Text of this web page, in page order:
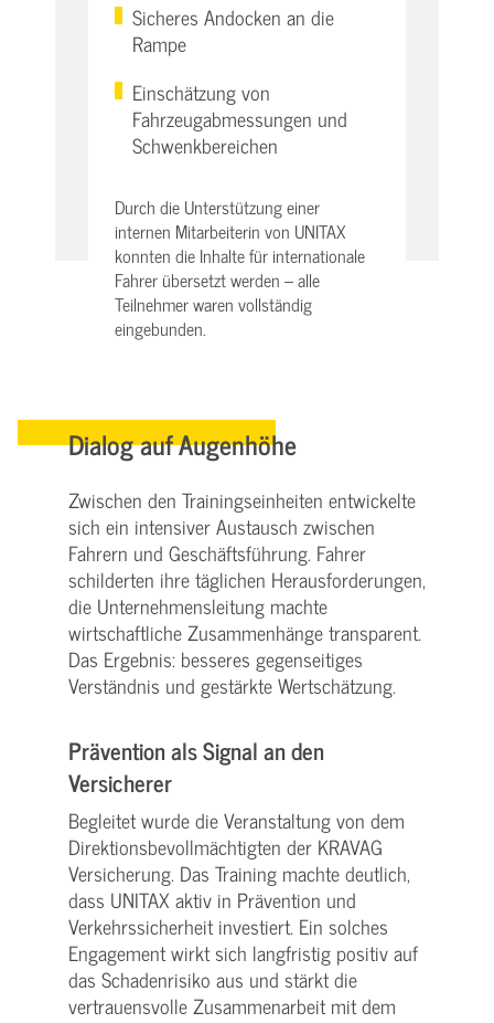
Sicheres Andocken an die
Rampe
Einschätzung von
Fahrzeugabmessungen und
Schwenkbereichen
Durch die Unterstützung einer
internen Mitarbeiterin von UNITAX
konnten die Inhalte für internationale
Fahrer übersetzt werden – alle
Teilnehmer waren vollständig
eingebunden.
Dialog auf Augenhöhe
Zwischen den Trainingseinheiten entwickelte
sich ein intensiver Austausch zwischen
Fahrern und Geschäftsführung. Fahrer
schilderten ihre täglichen Herausforderungen,
die Unternehmensleitung machte
wirtschaftliche Zusammenhänge transparent.
Das Ergebnis: besseres gegenseitiges
Verständnis und gestärkte Wertschätzung.
Prävention als Signal an den
Versicherer
Begleitet wurde die Veranstaltung von dem
Direktionsbevollmächtigten der KRAVAG
Versicherung. Das Training machte deutlich,
dass UNITAX aktiv in Prävention und
Verkehrssicherheit investiert. Ein solches
Engagement wirkt sich langfristig positiv auf
das Schadenrisiko aus und stärkt die
vertrauensvolle Zusammenarbeit mit dem